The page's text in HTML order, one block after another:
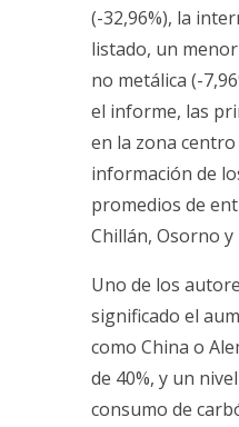
(-32,96%), la
listado, un
no metálica (-
el informe, las
en la zona
información de
promedios de
Chillán, Osorno
Uno de los
significado el
como China o
de 40%, y un
consumo de